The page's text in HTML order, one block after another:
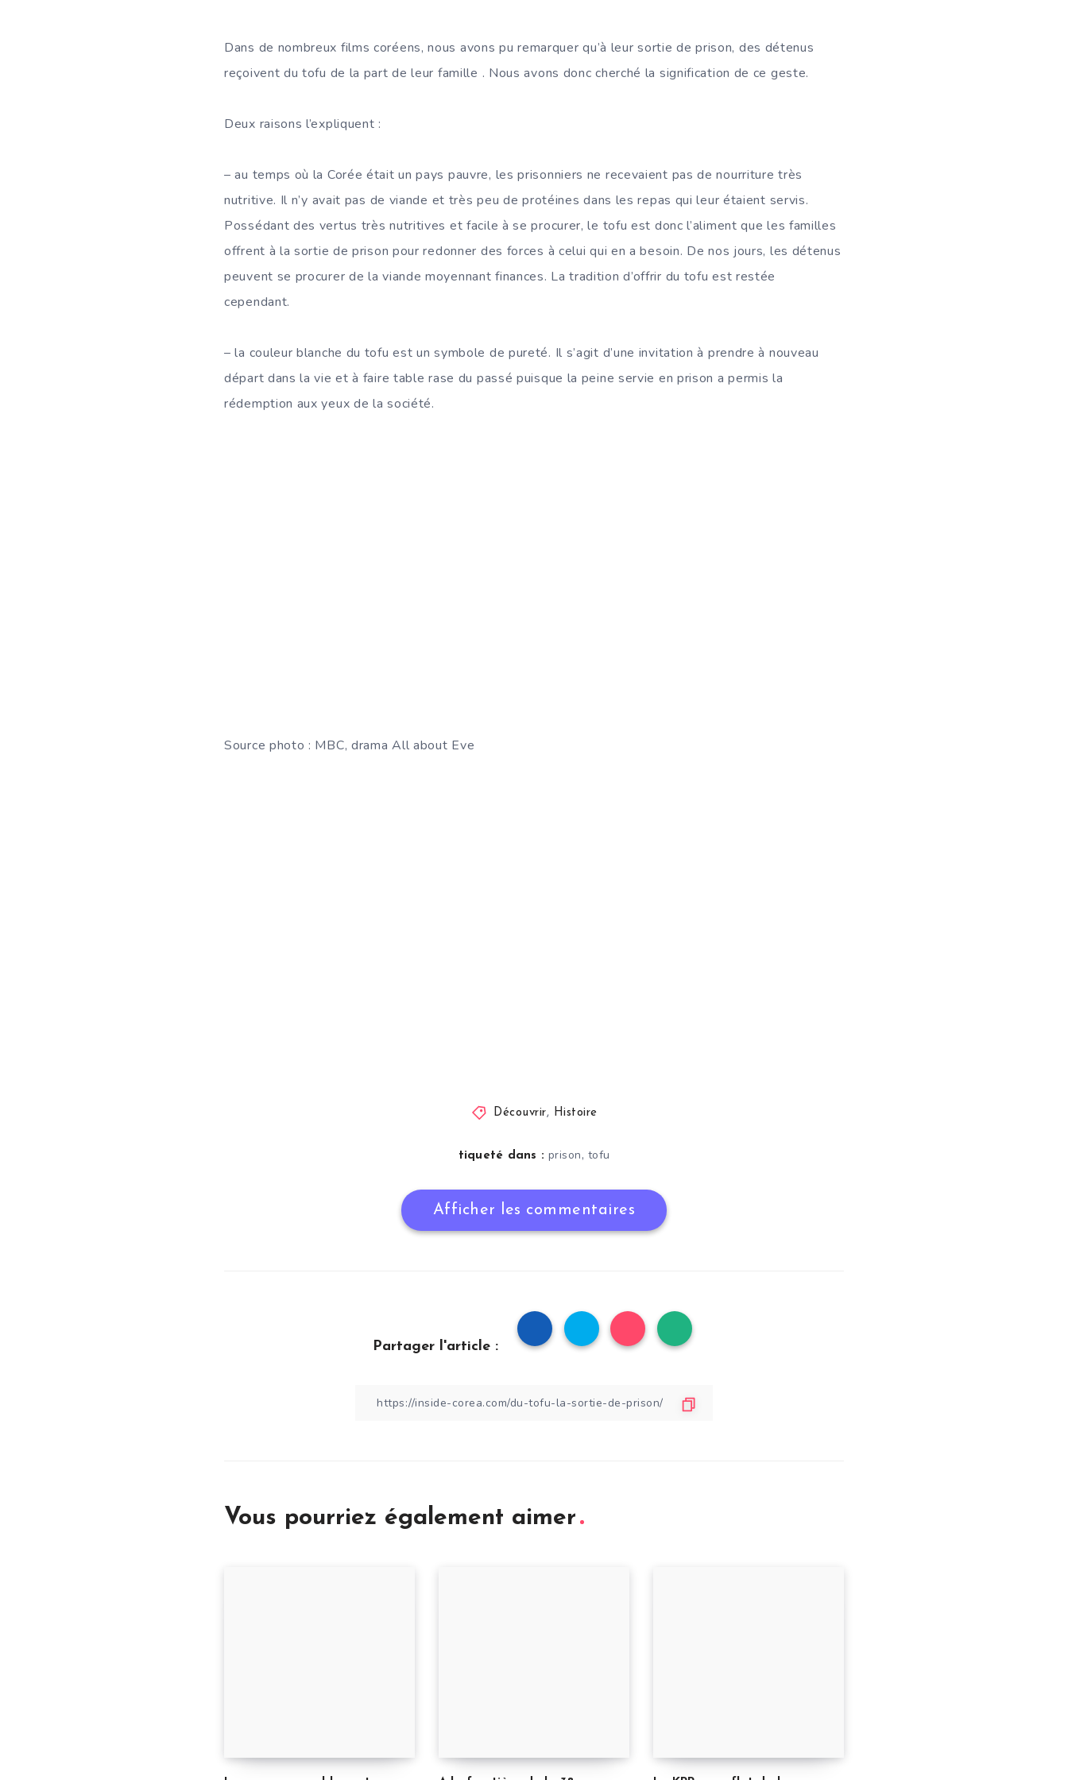
Dans de nombreux films coréens, nous avons pu remarquer qu’à leur sortie de prison, des détenus
reçoivent du tofu de la part de leur famille . Nous avons donc cherché la signification de ce geste.
Deux raisons l’expliquent :
– au temps où la Corée était un pays pauvre, les prisonniers ne recevaient pas de nourriture très
nutritive. Il n’y avait pas de viande et très peu de protéines dans les repas qui leur étaient servis.
Possédant des vertus très nutritives et facile à se procurer, le tofu est donc l’aliment que les familles
offrent à la sortie de prison pour redonner des forces à celui qui en a besoin. De nos jours, les détenus
peuvent se procurer de la viande moyennant finances. La tradition d’offrir du tofu est restée
cependant.
– la couleur blanche du tofu est un symbole de pureté. Il s’agit d’une invitation à prendre à nouveau
départ dans la vie et à faire table rase du passé puisque la peine servie en prison a permis la
rédemption aux yeux de la société.
Source photo : MBC, drama All about Eve
Découvrir, Histoire
tiqueté dans : prison, tofu
Afficher les commentaires
Partager l'article :
Vous pourriez également aimer